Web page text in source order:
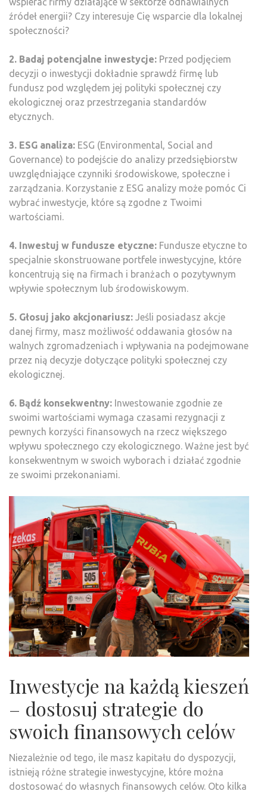
źródeł energii? Czy interesuje Cię wsparcie dla lokalnej
społeczności?
2. Badaj potencjalne inwestycje: Przed podjęciem
decyzji o inwestycji dokładnie sprawdź firmę lub
fundusz pod względem jej polityki społecznej czy
ekologicznej oraz przestrzegania standardów
etycznych.
3. ESG analiza: ESG (Environmental, Social and
Governance) to podejście do analizy przedsiębiorstw
uwzględniające czynniki środowiskowe, społeczne i
zarządzania. Korzystanie z ESG analizy może pomóc Ci
wybrać inwestycje, które są zgodne z Twoimi
wartościami.
4. Inwestuj w fundusze etyczne: Fundusze etyczne to
specjalnie skonstruowane portfele inwestycyjne, które
koncentrują się na firmach i branżach o pozytywnym
wpływie społecznym lub środowiskowym.
5. Głosuj jako akcjonariusz: Jeśli posiadasz akcje
danej firmy, masz możliwość oddawania głosów na
walnych zgromadzeniach i wpływania na podejmowane
przez nią decyzje dotyczące polityki społecznej czy
ekologicznej.
6. Bądź konsekwentny: Inwestowanie zgodnie ze
swoimi wartościami wymaga czasami rezygnacji z
pewnych korzyści finansowych na rzecz większego
wpływu społecznego czy ekologicznego. Ważne jest być
konsekwentnym w swoich wyborach i działać zgodnie
ze swoimi przekonaniami.
Inwestycje na każdą kieszeń
– dostosuj strategie do
swoich finansowych celów
Niezależnie od tego, ile masz kapitału do dyspozycji,
istnieją różne strategie inwestycyjne, które można
dostosować do własnych finansowych celów. Oto kilka